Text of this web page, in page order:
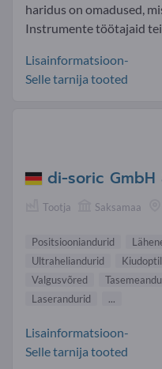
haridus on omadused,
Instrumente töötajaid
Lisainformatsioon-
Selle tarnija tooted
di-soric GmbH
Tootja Saksamaa
Positsiooniandurid
Ultraheliandurid
Valgusvõred
Laserandurid
...
Lisainformatsioon-
Selle tarnija tooted